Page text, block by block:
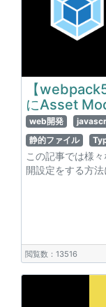
【
にAsset
web開発
静的ファイル
この記事では様
開設定をする方
閲覧数：13516